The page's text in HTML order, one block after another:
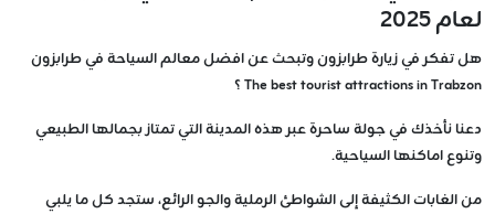
لعام 2025
هل تفكر في زيارة طرابزون وتبحث عن افضل معالم السياحة في طرابزون
The best tourist attractions in Trabzon ؟
دعنا نأخذك في جولة ساحرة عبر هذه المدينة التي تمتاز بجمالها الطبيعي
وتنوع اماكنها السياحية.
من الغابات الكثيفة إلى الشواطئ الرملية والجو الرائع، ستجد كل ما يلبي